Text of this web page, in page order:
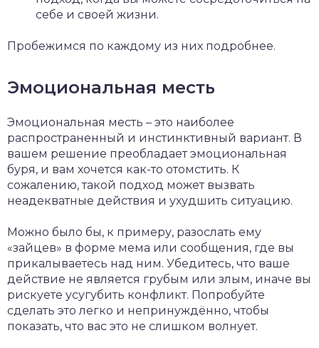
себе и своей жизни.
Пробежимся по каждому из них подробнее.
Эмоциональная месть
Эмоциональная месть – это наиболее
распространенный и инстинктивный вариант. В
вашем решение преобладает эмоциональная
буря, и вам хочется как-то отомстить. К
сожалению, такой подход может вызвать
неадекватные действия и ухудшить ситуацию.
Можно было бы, к примеру, разослать ему
«зайцев» в форме мема или сообщения, где вы
прикалываетесь над ним. Убедитесь, что ваше
действие не является грубым или злым, иначе вы
рискуете усугубить конфликт. Попробуйте
сделать это легко и непринуждённо, чтобы
показать, что вас это не слишком волнует.